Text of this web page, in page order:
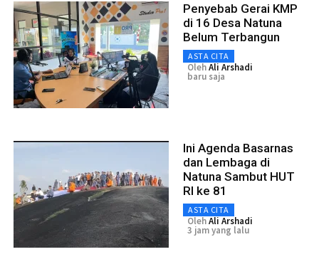
Penyebab Gerai KMP
di 16 Desa Natuna
Belum Terbangun
ASTA CITA
OlehAli Arshadi
baru saja
Ini Agenda Basarnas
dan Lembaga di
Natuna Sambut HUT
RI ke 81
ASTA CITA
OlehAli Arshadi
3 jam yang lalu